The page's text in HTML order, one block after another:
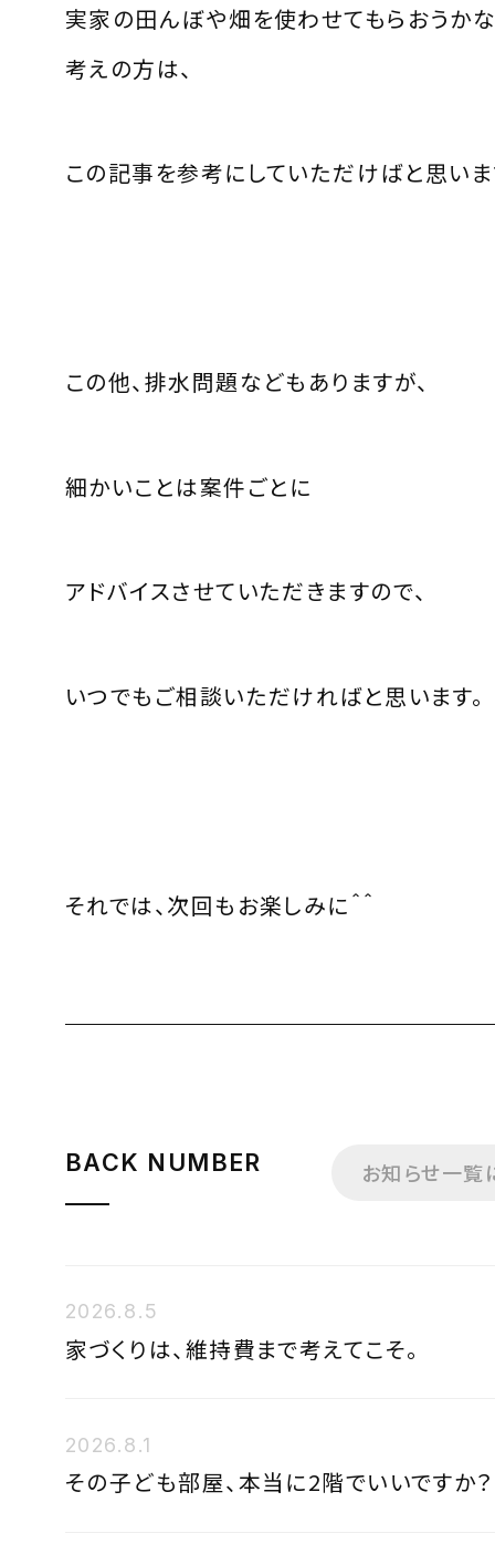
実家の田んぼや畑を使わせてもらおうか
考えの方は、
この記事を参考にしていただけばと思い
この他、排水問題などもありますが、
細かいことは案件ごとに
アドバイスさせていただきますので、
いつでもご相談いただければと思います。
それでは、次回もお楽しみに＾＾
BACK NUMBER お知らせ一覧
2026.8.5
家づくりは、維持費まで考えてこそ。
2026.8.1
その子ども部屋、本当に2階でいいですか？